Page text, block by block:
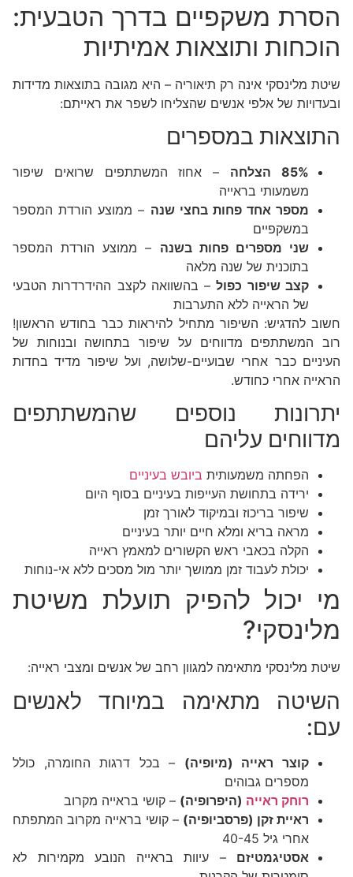
הסרת משקפיים בדרך הטבעית:
הוכחות ותוצאות אמיתיות
שיטת מלינסקי אינה רק תיאוריה – היא מגובה בתוצאות מדידות
ובעדויות של אלפי אנשים שהצליחו לשפר את ראייתם:
התוצאות במספרים
85% הצלחה
– אחוז המשתתפים שרואים שיפור
משמעותי בראייה
מספר אחד פחות בחצי שנה – ממוצע הורדת המספר
במשקפיים
שני מספרים פחות בשנה – ממוצע הורדת המספר
בתוכנית של שנה מלאה
קצב שיפור כפול– בהשוואה לקצב ההידרדרות הטבעי
של הראייה ללא התערבות
חשוב להדגיש: השיפור מתחיל להיראות כבר בחודש הראשון!
רוב המשתתפים מדווחים על שיפור בתחושה ובנוחות של
העיניים כבר אחרי שבועיים-שלושה, ועל שיפור מדיד בחדות
הראייה אחרי כחודש.
יתרונות נוספים שהמשתתפים
מדווחים עליהם
הפחתה משמעותית ביובש בעיניים
ירידה בתחושת העייפות בעיניים בסוף היום
שיפור בריכוז ובמיקוד לאורך זמן
מראה בריא ומלא חיים יותר בעיניים
הקלה בכאבי ראש הקשורים למאמץ ראייה
יכולת לעבוד זמן ממושך יותר מול מסכים ללא אי-נוחות
מי יכול להפיק תועלת משיטת
מלינסקי?
שיטת מלינסקי מתאימה למגוון רחב של אנשים ומצבי ראייה:
השיטה מתאימה במיוחד לאנשים
עם:
קוצר ראייה (מיופיה) – בכל דרגות החומרה, כולל
מספרים גבוהים
רוחק ראייה (היפרופיה) – קושי בראייה מקרוב
ראיית זקן (פרסביופיה) – קושי בראייה מקרוב המתפתח
אחרי גיל 40-45
אסטיגמטיזם – עיוות בראייה הנובע מקמירות לא